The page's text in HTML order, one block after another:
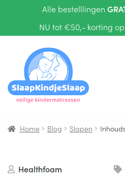
Alle bestelllingen
NU tot €50,- korting op
naar
navigatie
inhoud
KINDERMATRASSEN
TIENERMATRASSEN
Home Blog Slapen
Healthfoam